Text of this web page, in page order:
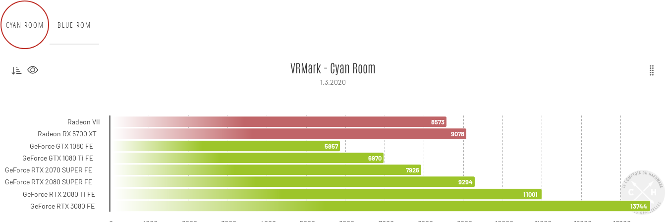
CYAN ROOM BLUE ROM
VRMark - Cyan Room
1.3.2020
Radeon VII
Radeon RX 5700 XT
GeForce GTX 1080 FE
GeForce GTX 1080 Ti FE
GeForce RTX 2070 SUPER FE
GeForce RTX 2080 SUPER FE
GeForce RTX 2080 Ti FE
GeForce RTX 3080 FE
8573
9078
5857
6970
7926
9294
11001
13744